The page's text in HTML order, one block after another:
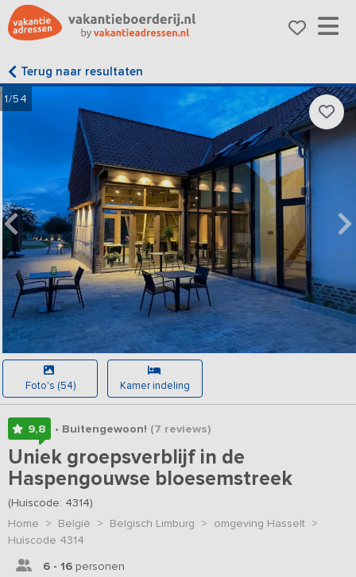
Terug naar resultaten
1/54
Foto's (54) Kamer indeling
9,8 • Buitengewoon! (7 reviews)
Uniek groepsverblijf in de
Haspengouwse bloesemstreek
(Huiscode: 4314)
Home > België > Belgisch Limburg > omgeving Hasselt >
Huiscode 4314
6 - 16 personen